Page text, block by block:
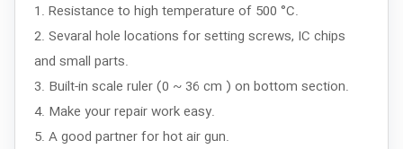
1. Resistance to high temperature of 500 °C.
2. Sevaral hole locations for setting screws, IC chips
and small parts.
3. Built-in scale ruler (0 ~ 36 cm ) on bottom section.
4. Make your repair work easy.
5. A good partner for hot air gun.